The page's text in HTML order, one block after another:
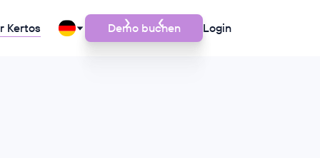
Kertos Demo buchen Login